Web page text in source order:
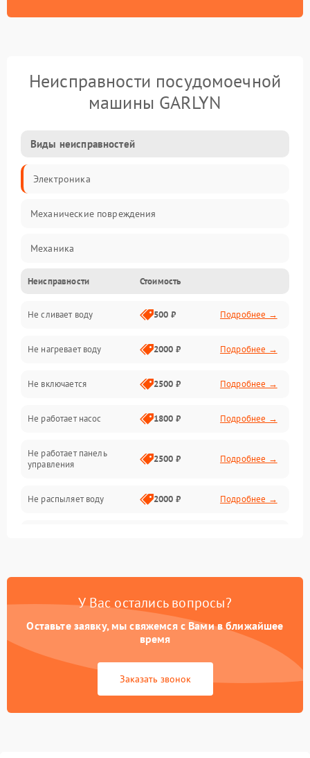
Неисправности посудомоечной
машины GARLYN
Виды неисправностей
Электроника
Механические повреждения
Механика
Управление
Электропитание
Датчики
Нагрев
Вода
Гигиена
Программное обеспечение
Неисправности Стоимость
Не сливает воду 500 ₽ Подробнее →
Не нагревает воду 2000 ₽ Подробнее →
Не включается 2500 ₽ Подробнее →
Не работает насос 1800 ₽ Подробнее →
Не работает панель
управления
2500 ₽ Подробнее →
Не распыляет воду 2000 ₽ Подробнее →
Проблемы с набором
Не работает сушилка 2100 ₽ Подробнее →
Сбои в работе таймера 1700 ₽
У Вас остались вопросы?
Оставьте заявку, мы свяжемся с Вами в ближайшее
время
Заказать звонок